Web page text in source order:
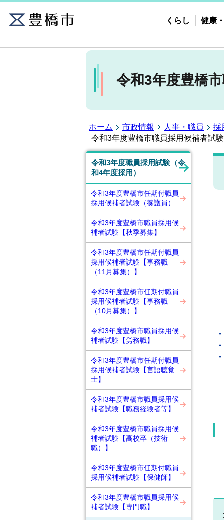
くらし 健康
令和3年度豊橋
ホーム 市政情報 人事・職員 採
令和3年度豊橋市職員採用候補者試
令和3年度職員採用試験（令
和4年度採用）
令和3年度豊橋市任期付職員
採用候補者試験（養護員）
令和3年度豊橋市職員採用候
補者試験【秋季募集】
令和3年度豊橋市任期付職員
採用候補者試験【事務職
（11月募集）】
令和3年度豊橋市任期付職員
採用候補者試験【事務職
（10月募集）】
令和3年度豊橋市職員採用候
補者試験【労務職】
令和3年度豊橋市任期付職員
採用候補者試験【言語聴覚
士】
令和3年度豊橋市職員採用候
補者試験【職務経験者等】
令和3年度豊橋市職員採用候
補者試験【高校卒（技術
職）】
令和3年度豊橋市任期付職員
採用候補者試験【保健師】
令和3年度豊橋市職員採用候
補者試験【専門職】